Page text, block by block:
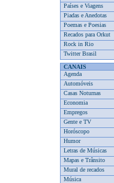
Países e Viagens
Piadas e Anedotas
Poemas e Poesias
Recados para Orkut
Rock in Rio
Twitter Brasil
CANAIS
Agenda
Automóveis
Casas Noturnas
Economia
Empregos
Gente e TV
Horóscopo
Humor
Letras de Músicas
Mapas e Trânsito
Mural de recados
Música